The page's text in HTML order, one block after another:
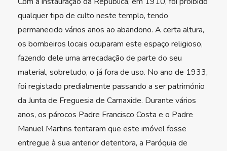
qualquer tipo de culto neste templo, tendo
permanecido vários anos ao abandono. A certa altura,
os bombeiros locais ocuparam este espaço religioso,
fazendo dele uma arrecadação de parte do seu
material, sobretudo, o já fora de uso. No ano de 1933,
foi registado predialmente passando a ser património
da Junta de Freguesia de Carnaxide. Durante vários
anos, os párocos Padre Francisco Costa e o Padre
Manuel Martins tentaram que este imóvel fosse
entregue à sua anterior detentora, a Paróquia de